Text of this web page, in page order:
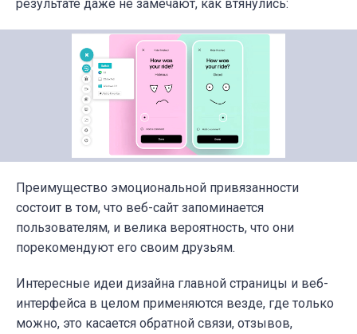
результате даже не замечают, как втянулись:
Преимущество эмоциональной привязанности
состоит в том, что веб-сайт запоминается
пользователям, и велика вероятность, что они
порекомендуют его своим друзьям.
Интересные идеи дизайна главной страницы и веб-
интерфейса в целом применяются везде, где только
можно, это касается обратной связи, отзывов,